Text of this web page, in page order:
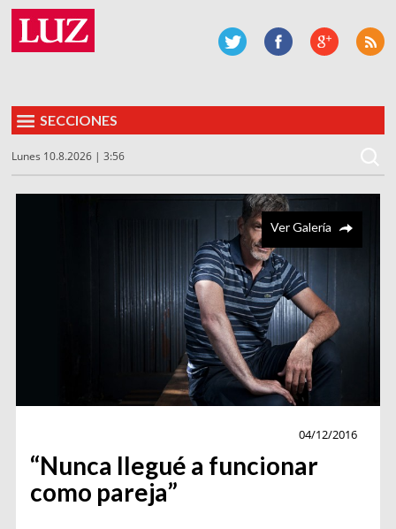
SECCIONES
Lunes 10.8.2026 | 3:56
Ver Galería
04/12/2016
“Nunca llegué a funcionar
como pareja”